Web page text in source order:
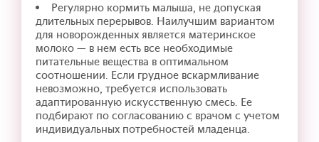
Регулярно кормить малыша, не допуская
длительных перерывов. Наилучшим вариантом
для новорожденных является материнское
молоко — в нем есть все необходимые
питательные вещества в оптимальном
соотношении. Если грудное вскармливание
невозможно, требуется использовать
адаптированную искусственную смесь. Ее
подбирают по согласованию с врачом с учетом
индивидуальных потребностей младенца.